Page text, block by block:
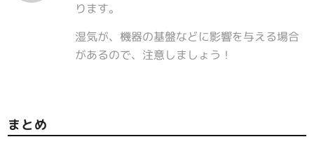
ります。
湿気が、機器の基盤などに影響を与える場合
があるので、注意しましょう！
まとめ